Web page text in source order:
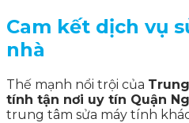
Cam kết dịch vụ
nhà
Thế mạnh nổi trội của
tính tận nơi uy tín Quận
trung tâm sửa máy tính